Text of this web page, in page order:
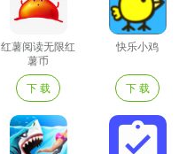
红薯阅读无限红
薯币
下 载
快乐小鸡
下 载